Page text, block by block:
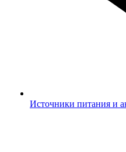
Источники питания и